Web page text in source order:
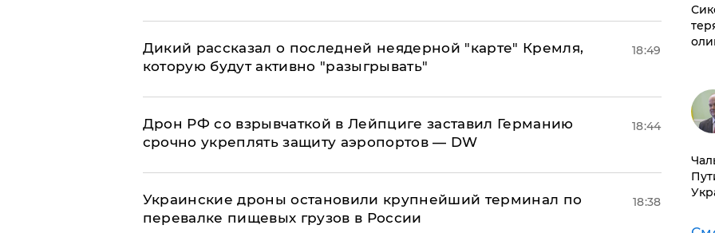
Дикий рассказал о последней неядерной "карте" Кремля,
которую будут активно "разыгрывать"
18:49
​Дрон РФ со взрывчаткой в Лейпциге заставил Германию
срочно укреплять защиту аэропортов — DW
18:44
Украинские дроны остановили крупнейший терминал по
перевалке пищевых грузов в России
18:38